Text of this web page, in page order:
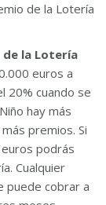
de la Lotería
la Lotería
euros a
20% cuando se
hay más
premios. Si
podrás
Cualquier
puede cobrar a